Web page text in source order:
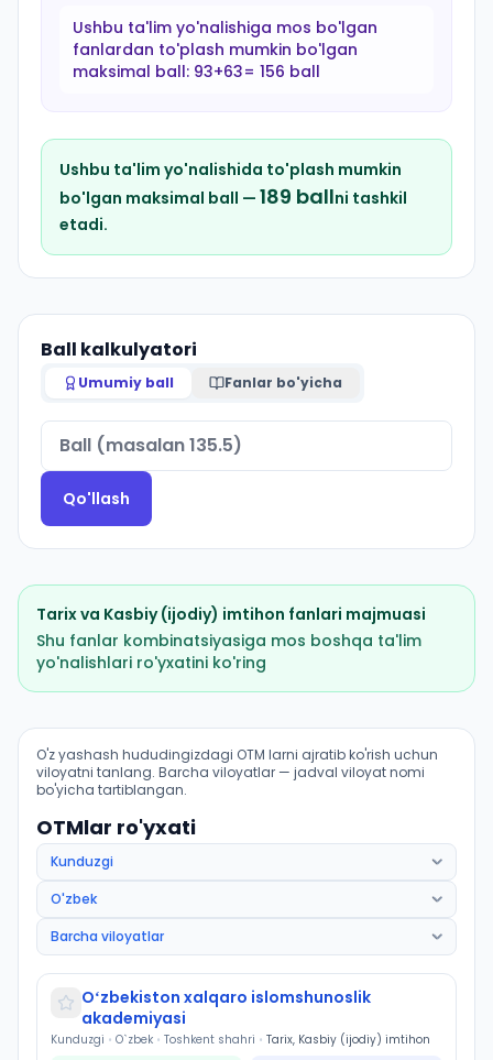
Ushbu ta'lim yo'nalishiga mos bo'lgan
fanlardan to'plash mumkin bo'lgan
maksimal ball: 93+63= 156 ball
Ushbu ta'lim yo'nalishida to'plash mumkin
bo'lgan maksimal ball — 189 ballni tashkil
etadi.
Ball kalkulyatori
Umumiy ball Fanlar bo'yicha
Qo'llash
Tarixva Kasbiy (ijodiy) imtihon fanlari majmuasi
Shu fanlar kombinatsiyasiga mos boshqa ta'lim
yo'nalishlari ro'yxatini ko'ring
Dinshunoslik: OTM lar bo'yicha kirish ballari va
O'z yashash hududingizdagi OTM larni ajratib ko'rish uchun
viloyatni tanlang. Barcha viloyatlar — jadval viloyat nomi
bo'yicha tartiblangan.
OTMlar ro'yxati
Oʻzbekiston xalqaro islomshunoslik
akademiyasi
Kunduzgi • O`zbek • Toshkent shahri • Tarix, Kasbiy (ijodiy) imtihon